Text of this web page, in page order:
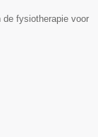
de fysiotherapie voor